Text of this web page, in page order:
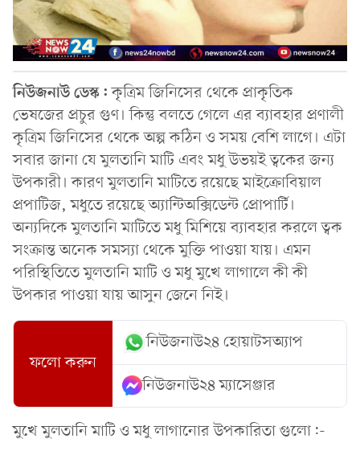
নিউজনাউ ডেস্ক:কৃত্রিম জিনিসের থেকে প্রাকৃতিক
ভেষজের প্রচুর গুণ। কিন্তু বলতে গেলে এর ব্যাবহার প্রণালী
কৃত্রিম জিনিসের থেকে অল্প কঠিন ও সময় বেশি লাগে। এটা
সবার জানা যে মুলতানি মাটি এবং মধু উভয়ই ত্বকের জন্য
উপকারী। কারণ মুলতানি মাটিতে রয়েছে মাইক্রোবিয়াল
প্রপাটিজ, মধুতে রয়েছে অ্যান্টিঅক্সিডেন্ট প্রোপার্টি।
অন্যদিকে মুলতানি মাটিতে মধু মিশিয়ে ব্যাবহার করলে ত্বক
সংক্রান্ত অনেক সমস্যা থেকে মুক্তি পাওয়া যায়। এমন
পরিস্থিতিতে মুলতানি মাটি ও মধু মুখে লাগালে কী কী
উপকার পাওয়া যায় আসুন জেনে নিই।
ফলো করুন
নিউজনাউ২৪ হোয়াটসঅ্যাপ
নিউজনাউ২৪ ম্যাসেঞ্জার
মুখে মুলতানি মাটি ও মধু লাগানোর উপকারিতা গুলো:-